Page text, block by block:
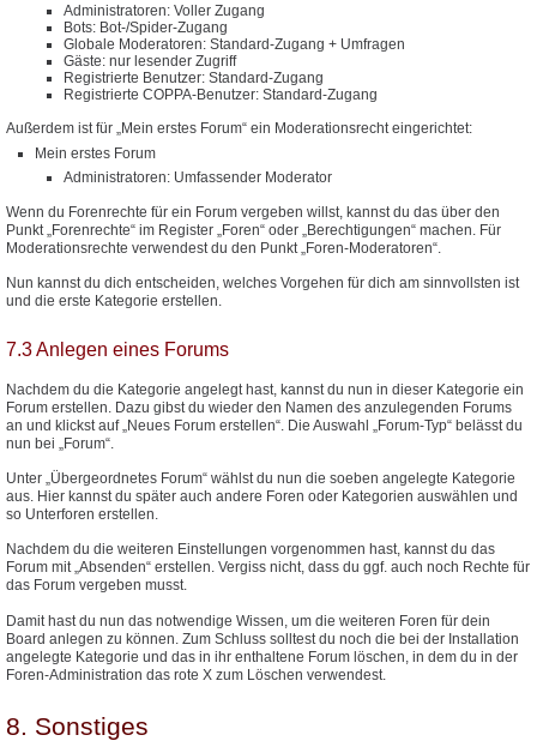
Administratoren: Voller Zugang
Bots: Bot-/Spider-Zugang
Globale Moderatoren: Standard-Zugang + Umfragen
Gäste: nur lesender Zugriff
Registrierte Benutzer: Standard-Zugang
Registrierte COPPA-Benutzer: Standard-Zugang
Außerdem ist für „Mein erstes Forum“ ein Moderationsrecht eingerichtet:
Mein erstes Forum
Administratoren: Umfassender Moderator
Wenn du Forenrechte für ein Forum vergeben willst, kannst du das über den
Punkt „Forenrechte“ im Register „Foren“ oder „Berechtigungen“ machen. Für
Moderationsrechte verwendest du den Punkt „Foren-Moderatoren“.
Nun kannst du dich entscheiden, welches Vorgehen für dich am sinnvollsten ist
und die erste Kategorie erstellen.
7.3 Anlegen eines Forums
Nachdem du die Kategorie angelegt hast, kannst du nun in dieser Kategorie ein
Forum erstellen. Dazu gibst du wieder den Namen des anzulegenden Forums
an und klickst auf „Neues Forum erstellen“. Die Auswahl „Forum-Typ“ belässt du
nun bei „Forum“.
Unter „Übergeordnetes Forum“ wählst du nun die soeben angelegte Kategorie
aus. Hier kannst du später auch andere Foren oder Kategorien auswählen und
so Unterforen erstellen.
Nachdem du die weiteren Einstellungen vorgenommen hast, kannst du das
Forum mit „Absenden“ erstellen. Vergiss nicht, dass du ggf. auch noch Rechte für
das Forum vergeben musst.
Damit hast du nun das notwendige Wissen, um die weiteren Foren für dein
Board anlegen zu können. Zum Schluss solltest du noch die bei der Installation
angelegte Kategorie und das in ihr enthaltene Forum löschen, in dem du in der
Foren-Administration das rote X zum Löschen verwendest.
8. Sonstiges